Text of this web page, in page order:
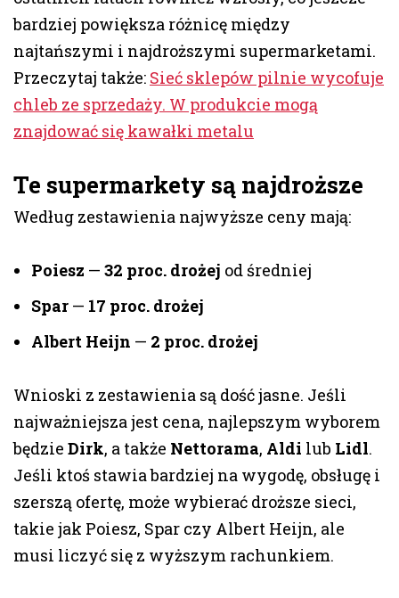
bardziej powiększa różnicę między
najtańszymi i najdroższymi supermarketami.
Przeczytaj także: Sieć sklepów pilnie wycofuje
chleb ze sprzedaży. W produkcie mogą
znajdować się kawałki metalu
Te supermarkety są najdroższe
Według zestawienia najwyższe ceny mają:
Poiesz — 32 proc. drożej od średniej
Spar — 17 proc. drożej
Albert Heijn — 2 proc. drożej
Wnioski z zestawienia są dość jasne. Jeśli
najważniejsza jest cena, najlepszym wyborem
będzie Dirk, a także Nettorama, Aldi lub Lidl.
Jeśli ktoś stawia bardziej na wygodę, obsługę i
szerszą ofertę, może wybierać droższe sieci,
takie jak Poiesz, Spar czy Albert Heijn, ale
musi liczyć się z wyższym rachunkiem.